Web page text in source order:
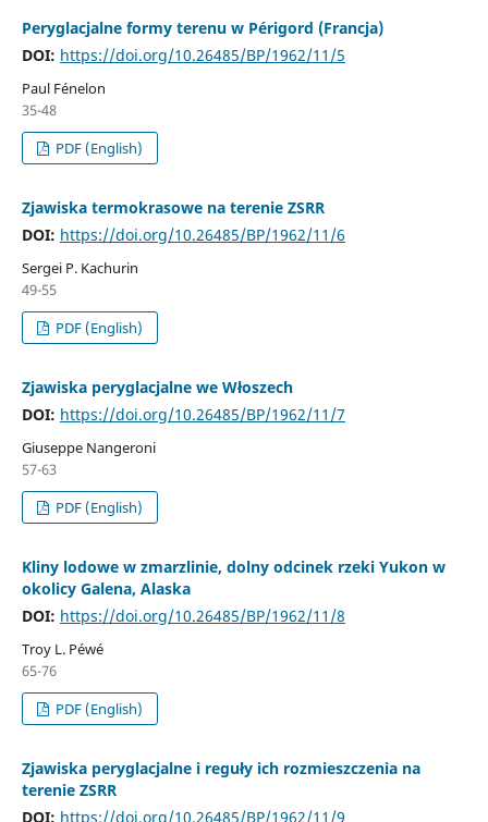
Peryglacjalne formy terenu w Périgord (Francja)
DOI: https://doi.org/10.26485/BP/1962/11/5
Paul Fénelon
35-48
PDF (English)
Zjawiska termokrasowe na terenie ZSRR
DOI: https://doi.org/10.26485/BP/1962/11/6
Sergei P. Kachurin
49-55
PDF (English)
Zjawiska peryglacjalne we Włoszech
DOI: https://doi.org/10.26485/BP/1962/11/7
Giuseppe Nangeroni
57-63
PDF (English)
Kliny lodowe w zmarzlinie, dolny odcinek rzeki Yukon w
okolicy Galena, Alaska
DOI: https://doi.org/10.26485/BP/1962/11/8
Troy L. Péwé
65-76
PDF (English)
Zjawiska peryglacjalne i reguły ich rozmieszczenia na
terenie ZSRR
DOI: https://doi.org/10.26485/BP/1962/11/9